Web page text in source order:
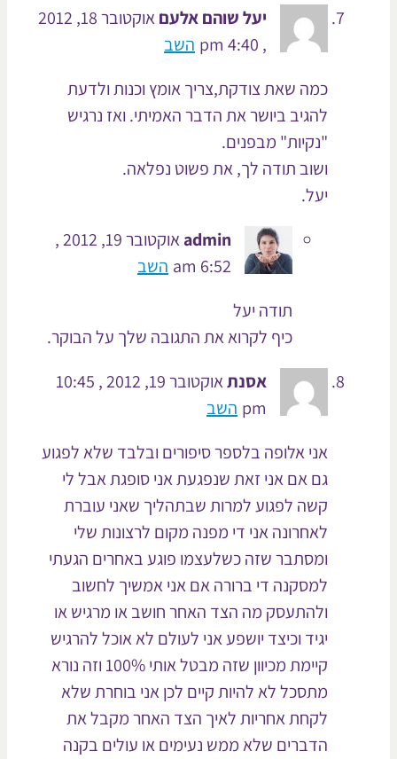
יעל שוהם אלעם
אוקטובר 18, 2012
, 4:40 pm
השב
כמה שאת צודקת,צריך אומץ וכנות ולדעת
להגיב ביושר את הדבר האמיתי. ואז נרגיש
"נקיות" מבפנים.
ושוב תודה לך, את פשוט נפלאה.
admin
אוקטובר 19, 2012 ,
6:52 am
השב
תודה יעל
כיף לקרוא את התגובה שלך על הבוקר.
אסנת
אוקטובר 19, 2012 , 10:45
pm
השב
אני אלופה בלספר סיפורים ובלבד שלא לפגוע
גם אם אני זאת שנפגעת אני סופגת אבל לי
קשה לפגוע למרות שבתהליך שאני עוברת
לאחרונה אני די מפנה מקום לרצונות שלי
ומסתבר שזה כשלעצמו פוגע באחרים הגעתי
למסקנה די ברורה אם אני אמשיך לחשוב
ולהתעסק מה הצד האחר חושב או מרגיש או
יגיד וכיצד יושפע אני לעולם לא אוכל להרגיש
קיימת מכיוון שזה מבטל אותי 100% וזה נורא
מתסכל לא להיות קיים לכן אני בוחרת שלא
לקחת אחריות לאיך הצד האחר מקבל את
הדברים שלא ממש נעימים או עולים בקנה